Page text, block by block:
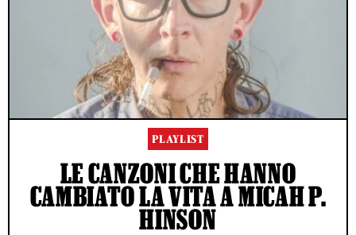
PLAYLIST
LE CANZONI CHE HANNO
CAMBIATO LA VITA A MICAH P.
HINSON